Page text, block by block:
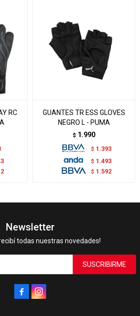
RC
GUANTES TR ESS GLOVES
NEGRO L - PUMA
$ 1.990
$ 1.393
$ 1.493
$ 1.592
Newsletter
todas nuestras novedades!
SUSCRIBIRME
 